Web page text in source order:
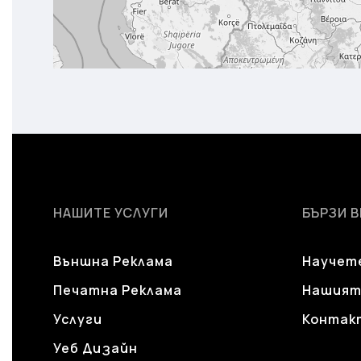
НАШИТЕ УСЛУГИ
Външна Реклама
Печатна Реклама
Услуги
Уеб Дизайн
БЪРЗИ